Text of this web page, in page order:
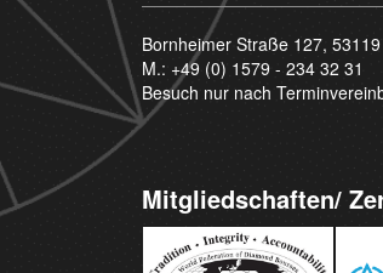
Bornheimer Straße 127,
M.: +49 (0) 1579 - 234 32 31
Besuch nur nach
Mitgliedschaften/